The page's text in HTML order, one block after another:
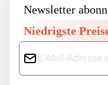
Newsletter
Niedrigste